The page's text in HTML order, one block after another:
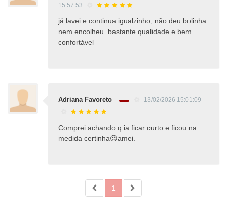
15:57:53
já lavei e continua igualzinho, não deu bolinha
nem encolheu. bastante qualidade e bem
confortável
Adriana Favoreto 13/02/2026 15:01:09
Comprei achando q ia ficar curto e ficou na
medida certinha😍amei.
1